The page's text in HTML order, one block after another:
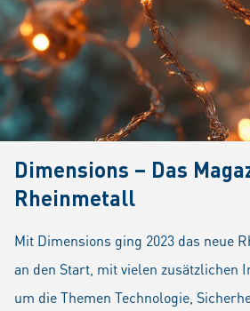
Dimensions – Das
Rheinmetall
Mit Dimensions ging 2023 das neue
an den Start, mit vielen zusätzlichen
um die Themen Technologie,